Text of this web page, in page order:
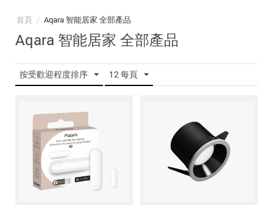
首頁 / Aqara 智能居家 全部產品
Aqara 智能居家 全部產品
按受歡迎程度排序 12 每頁
登入會員
建立新帳號
快速連結
追蹤我的訂單
會員資料管理